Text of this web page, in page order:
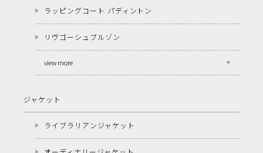
ラッピングコート パディントン
リヴゴーシュブルゾン
view more
ジャケット
ライブラリアンジャケット